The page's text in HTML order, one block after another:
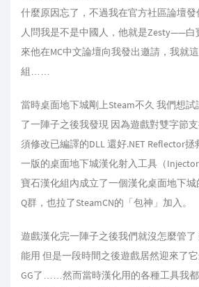
什麼原因忘了，不過我在官方社區論壇發
人問我是不是中國人，他就是Zesty——白
來他在MC中文論壇向我發出邀請，我就
組……
當時桌面地下城剛上Steam不久 我們想
了一陣子之後我發現 因為遊戲對雙字節
須修改已編譯的DLL 還好.NET Reflector
一版的桌面地下城漢化射入工具（
寶石漢化組內成立了一個漢化桌面地下
Q群，也拉了SteamCN的「包神」加入。
遊戲漢化完一陣子之後我們就沒怎麼管
能用 但是一段時間之後遊戲居然迎來了
GG了……然而當時漢化用的各種工具我